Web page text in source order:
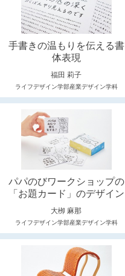
手書きの温もりを伝える書
体表現
福田 莉子
ライフデザイン学部産業デザイン学科
パパのびワークショップの
「お題カード」のデザイン
大栁 麻那
ライフデザイン学部産業デザイン学科